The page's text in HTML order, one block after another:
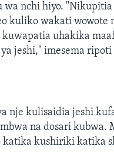
nchi hiyo. "Nikupitia
kuliko wakati wowote
uhakika
jeshi," imesema ripoti
nje kulisaidia jeshi
na dosari kubwa.
katika kushiriki katika